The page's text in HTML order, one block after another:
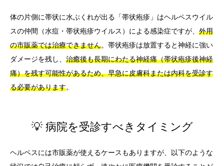
体の片側に帯状に水ぶくれが出る「帯状疱疹」はヘルペスウイル
スの仲間（水痘・帯状疱疹ウイルス）による感染症ですが、 外用
の市販薬では治療できません。帯状疱疹は放置すると神経に強い
ダメージを残し、 治癒後も長期にわたる神経痛（帯状疱疹後神経
痛）を残す可能性があるため、早急に皮膚科または内科を受診す
る必要があります。
💡 病院を受診すべきタイミング
ヘルペスには市販薬が使えるケースもありますが、以下のような